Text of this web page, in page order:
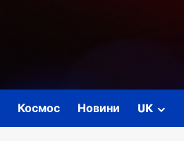
Космос Новини UK